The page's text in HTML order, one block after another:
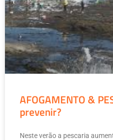
AFOGAMENTO &
prevenir?
Neste verão a pescaria